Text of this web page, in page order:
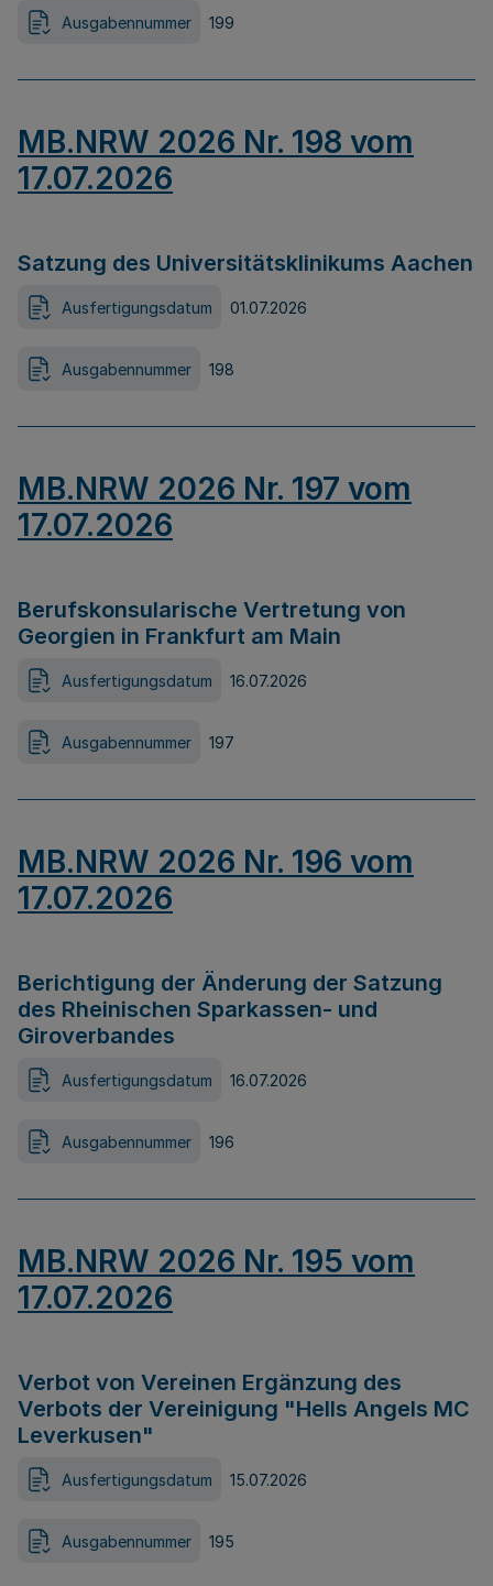
Ausgabennummer 199
MB.NRW 2026 Nr. 198 vom
17.07.2026
Satzung des Universitätsklinikums Aachen
Ausfertigungsdatum 01.07.2026
Ausgabennummer 198
MB.NRW 2026 Nr. 197 vom
17.07.2026
Berufskonsularische Vertretung von
Georgien in Frankfurt am Main
Ausfertigungsdatum 16.07.2026
Ausgabennummer 197
MB.NRW 2026 Nr. 196 vom
17.07.2026
Berichtigung der Änderung der Satzung
des Rheinischen Sparkassen- und
Giroverbandes
Ausfertigungsdatum 16.07.2026
Ausgabennummer 196
MB.NRW 2026 Nr. 195 vom
17.07.2026
Verbot von Vereinen Ergänzung des
Verbots der Vereinigung "Hells Angels MC
Leverkusen"
Ausfertigungsdatum 15.07.2026
Ausgabennummer 195